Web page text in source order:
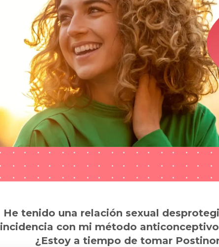
He tenido una relación sexual
incidencia con mi método
¿Estoy a tiempo de tomar